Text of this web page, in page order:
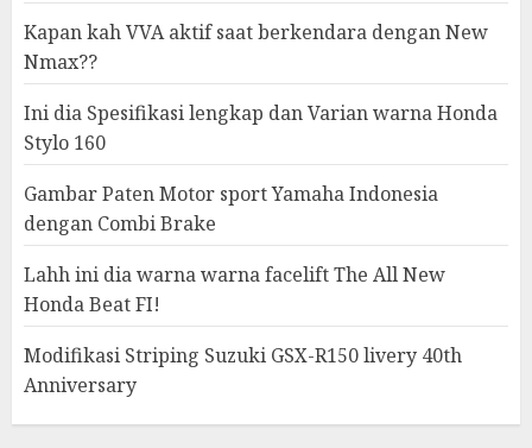
Kapan kah VVA aktif saat berkendara dengan New
Nmax??
Ini dia Spesifikasi lengkap dan Varian warna Honda
Stylo 160
Gambar Paten Motor sport Yamaha Indonesia
dengan Combi Brake
Lahh ini dia warna warna facelift The All New
Honda Beat FI!
Modifikasi Striping Suzuki GSX-R150 livery 40th
Anniversary